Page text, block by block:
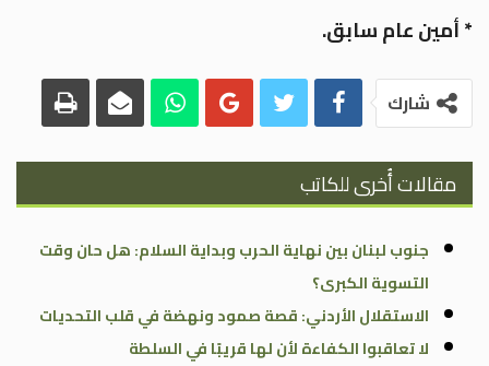
* أمين عام سابق.
شارك
مقالات أُخرى للكاتب
جنوب لبنان بين نهاية الحرب وبداية السلام: هل حان وقت
التسوية الكبرى؟
الاستقلال الأردني: قصة صمود ونهضة في قلب التحديات
لا تعاقبوا الكفاءة لأن لها قريبًا في السلطة